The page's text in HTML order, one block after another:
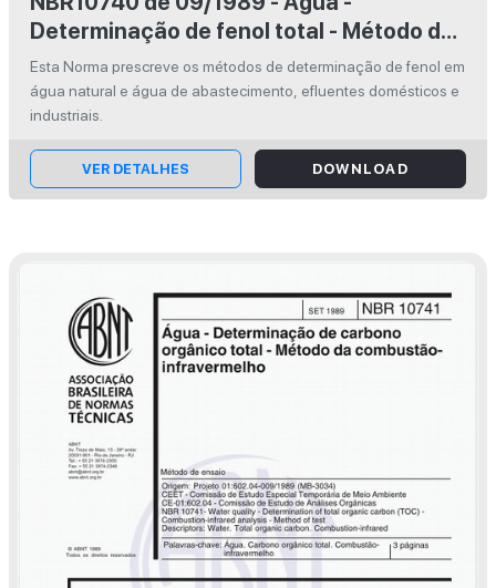
Determinação de fenol total - Método de
ensaio
Esta Norma prescreve os métodos de determinação de fenol em
água natural e água de abastecimento, efluentes domésticos e
industriais.
VER DETALHES DOWNLOAD